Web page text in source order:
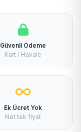
Güvenli Ödeme
Kart / Havale
Ek Ücret Yok
Net tek fiyat